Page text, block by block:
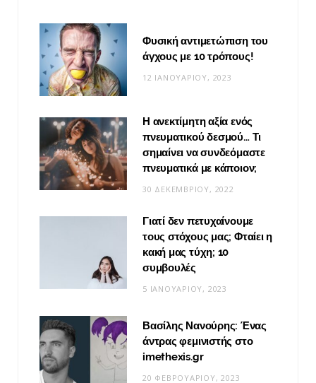
Φυσική αντιμετώπιση του
άγχους με 10 τρόπους!
12 ΙΑΝΟΥΑΡΊΟΥ, 2023
Η ανεκτίμητη αξία ενός
πνευματικού δεσμού… Τι
σημαίνει να συνδεόμαστε
πνευματικά με κάποιον;
30 ΔΕΚΕΜΒΡΊΟΥ, 2022
Γιατί δεν πετυχαίνουμε
τους στόχους μας; Φταίει η
κακή μας τύχη; 10
συμβουλές
5 ΙΑΝΟΥΑΡΊΟΥ, 2023
Βασίλης Νανούρης: Ένας
άντρας φεμινιστής στο
imethexis.gr
20 ΦΕΒΡΟΥΑΡΊΟΥ, 2023